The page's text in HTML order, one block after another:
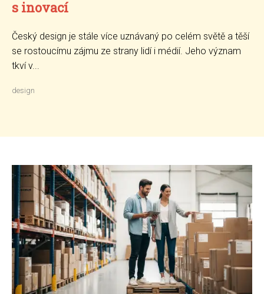
s inovací
Český design je stále více uznávaný po celém světě a těší
se rostoucímu zájmu ze strany lidí i médií. Jeho význam
tkví v...
design